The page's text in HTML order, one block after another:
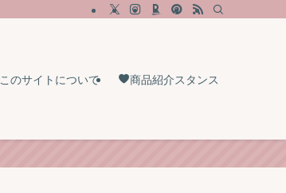
このサイトについて 商品紹介スタンス